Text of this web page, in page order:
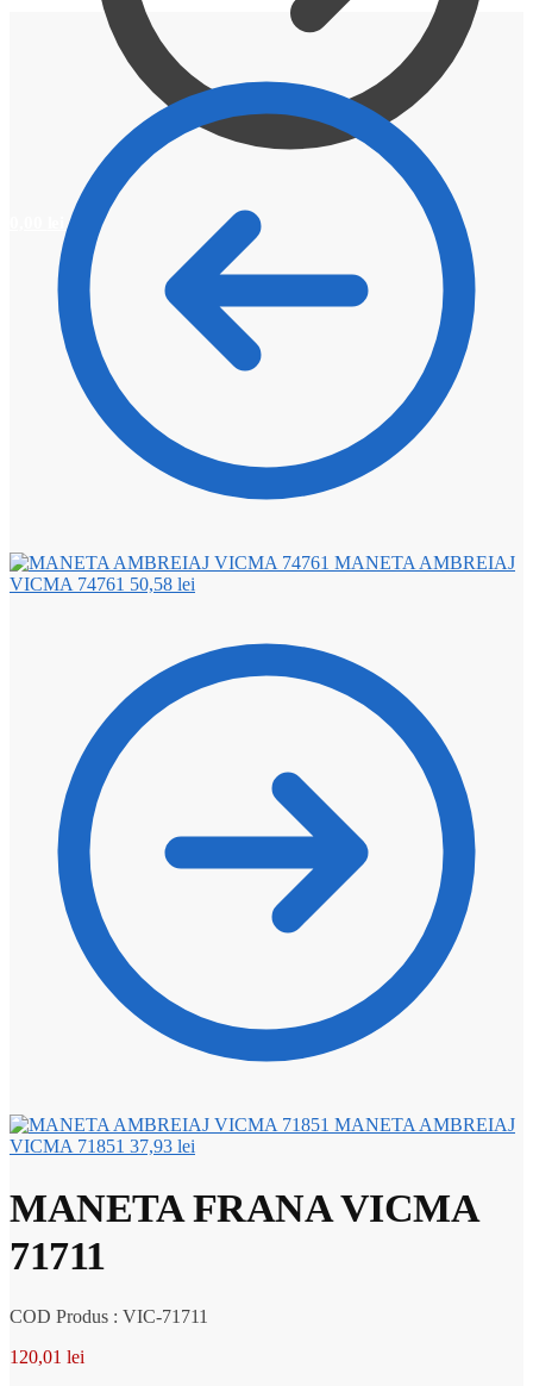
0
MANETA AMBREIAJ
VICMA 74761 50,58 lei
MANETA AMBREIAJ
VICMA 71851 37,93 lei
MANETA FRANA VICMA
71711
COD Produs : VIC-71711
120,01 lei